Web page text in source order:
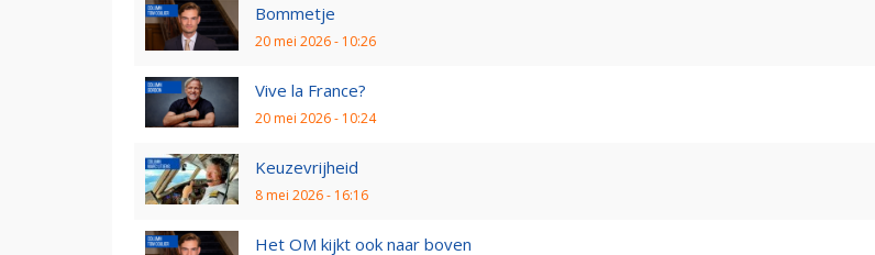
Bommetje
20 mei 2026 - 10:26
Vive la France?
20 mei 2026 - 10:24
Keuzevrijheid
8 mei 2026 - 16:16
Het OM kijkt ook naar boven